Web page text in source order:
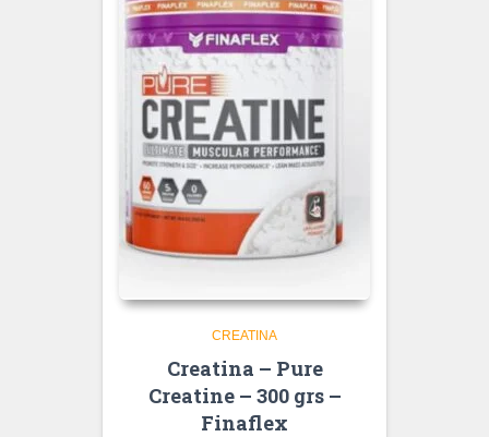
CREATINA
Creatina – Pure
Creatine – 300 grs –
Finaflex